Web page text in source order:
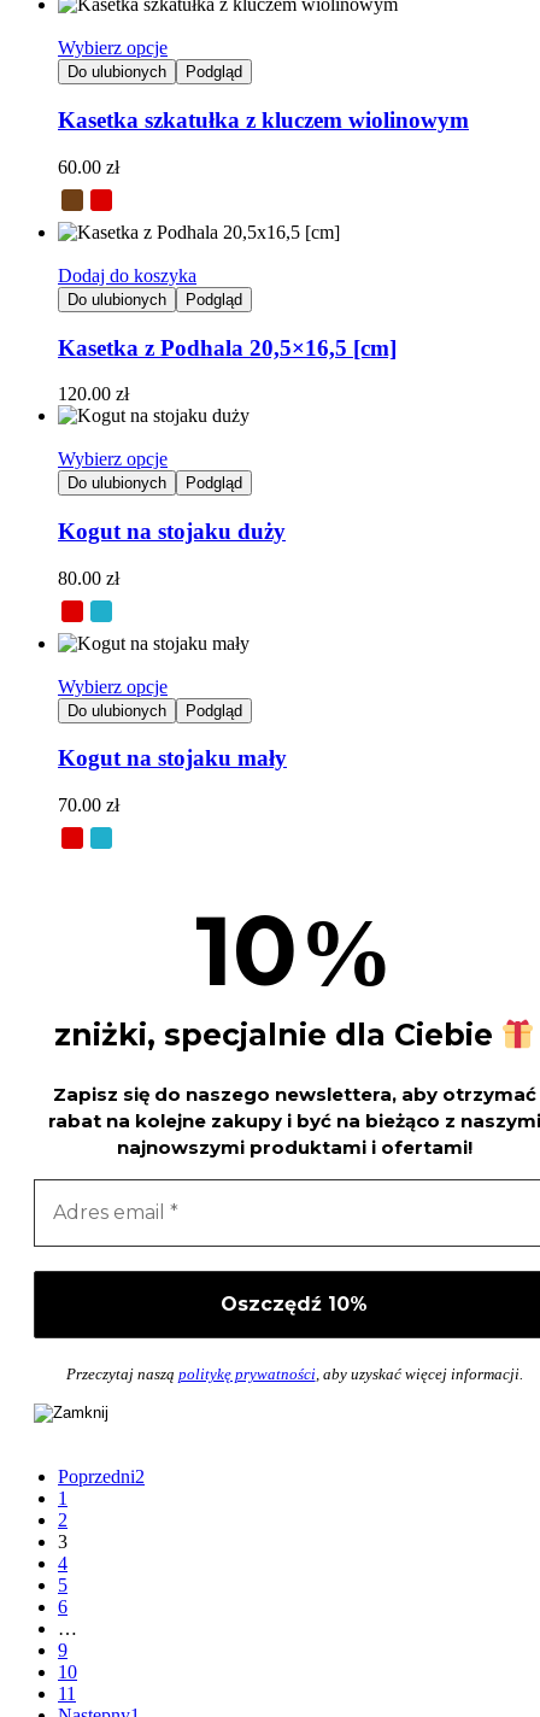
Wybierz opcje
Do ulubionych Podgląd
Kasetka szkatułka z kluczem wiolinowym
60.00 zł
Dodaj do koszyka
Do ulubionych Podgląd
Kasetka z Podhala 20,5×16,5 [cm]
120.00 zł
Wybierz opcje
Do ulubionych Podgląd
Kogut na stojaku duży
80.00 zł
Wybierz opcje
Do ulubionych Podgląd
Kogut na stojaku mały
70.00 zł
10%
zniżki, specjalnie dla Ciebie
Zapisz się do naszego newslettera, aby otrzymać
rabat na kolejne zakupy i być na bieżąco z naszymi
najnowszymi produktami i ofertami!
Przeczytaj naszą politykę prywatności, aby uzyskać więcej informacji.
Poprzedni2
1
2
3
4
5
6
…
9
10
11